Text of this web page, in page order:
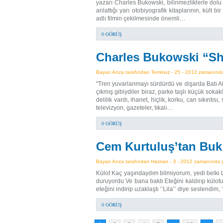
yazarı Charles Bukowski, bilinmezliklerle
anlattığı yarı otobiyografik kitaplarının, kült
adlı filmin çekilmesinde önemli…
0 GÖRÜŞ
Charles Bukowski
Bayan Arıza tarafından Temmuz - 25 - 2012 zamanında
"Tren yuvarlanmayı sürdürdü ve dışarda Batı
çıkmış gibiydiler biraz, parke taşlı küçük
delilik vardı, ihanet, hiçlik, korku, can
televizyon, gazeteler, tıkalı…
0 GÖRÜŞ
Cem Kurtuluş’tan Buk
Bayan Arıza tarafından Haziran - 3 - 2012 zamanında
Külot Kaç yaşındaydım bilmiyorum, yedi belki
duruyordu Ve bana baktı Eteğini kaldırıp
eteğini indirip uzaklaştı ‘’Lila’’ diye
0 GÖRÜŞ